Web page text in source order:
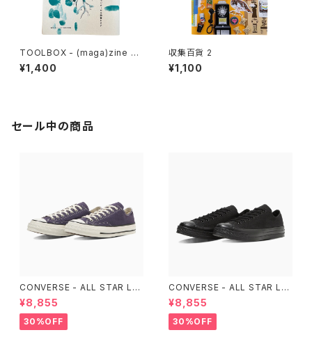
TOOLBOX - (maga)zine 雑
想 DIY実践思想録 1
¥1,400
収集百貨 2
¥1,100
セール中の商品
CONVERSE - ALL STAR LG
CY OX （Purple）
¥8,855
30%OFF
CONVERSE - ALL STAR LG
CY OX （ALL BLACK)
¥8,855
30%OFF